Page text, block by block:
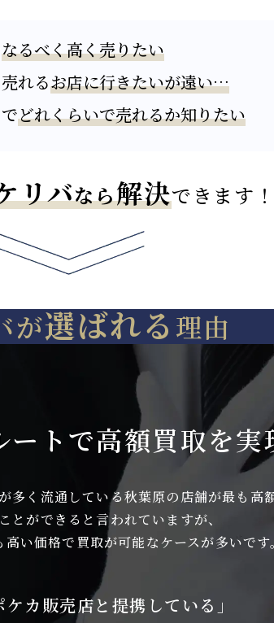
となります。
¥32,000 (税込)
PSA9 ¥ 1,000,000
PSA9
(税込)
ポンチョを着
たピカチュウ
231/XY-P
買取価格
(税込)
1,000,000
ポンチョを着
たピカチュウ
230/XY-P
買取価格
¥1,950,000(税込)
PSA9 950,000(税込)
こピカチュウ
013/SM-P
ピカチュウ
288/SM-P
なるべく高く売りたい
れるお店に行きたいが遠い…
どれくらいで売れるか知りたい
リバなら解決できます！
が選ばれる理由
ートで高額買取を実
多く流通している秋葉原の店舗が最も高
とができると 言われていますが、
高い価格で 買取が可能なケースが多いです
ケカ販売店と 提携している」